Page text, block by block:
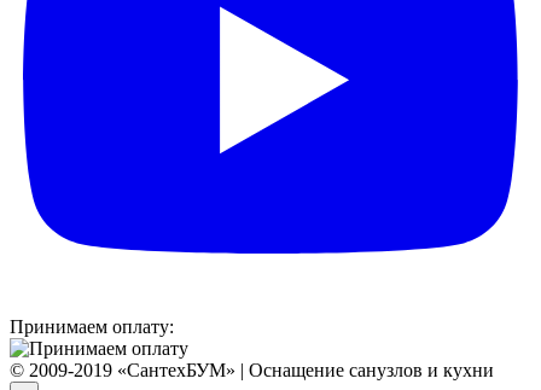
Принимаем оплату:
© 2009-2019 «СантехБУМ» | Оснащение санузлов и кухни